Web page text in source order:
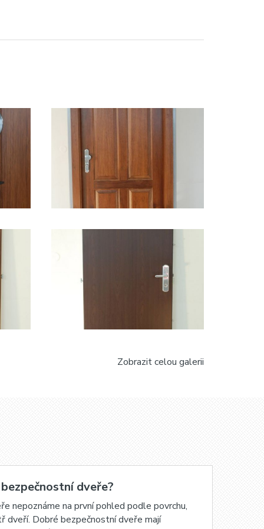
Zobrazit celou galerii
dveře?
nepoznáme na první pohled podle povrchu,
dveří. Dobré bezpečnostní dveře mají